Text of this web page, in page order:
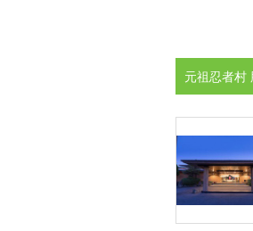
元祖忍者村